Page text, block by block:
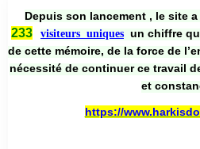
Depuis son lancement , le site
233
visiteurs uniques un chiffre
de cette mémoire, de la force de
nécessité de continuer ce travail
et
https://